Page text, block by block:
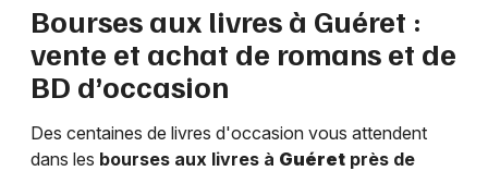
Bourses aux livres à Guéret :
vente et achat de romans et de
BD d’occasion
Des centaines de livres d'occasion vous attendent
dans les bourses aux livres à Guéret près de